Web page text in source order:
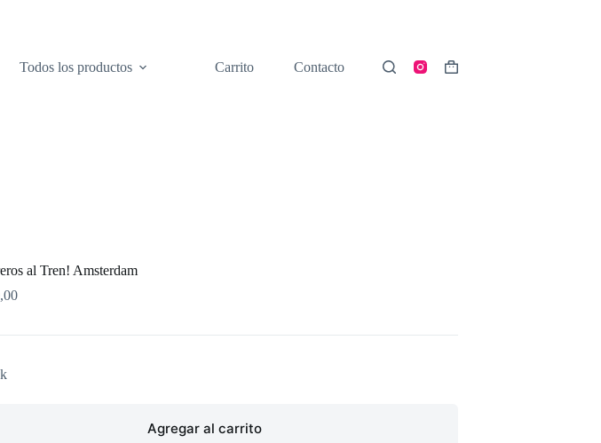
Todos los productos Carrito Contacto
Shopping
al Tren! Amsterdam
Agregar al carrito